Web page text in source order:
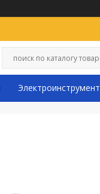
Электроинструмент